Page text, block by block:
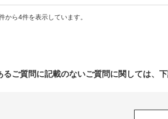
から4件を表示しています。
るご質問に記載のないご質問に関しては、